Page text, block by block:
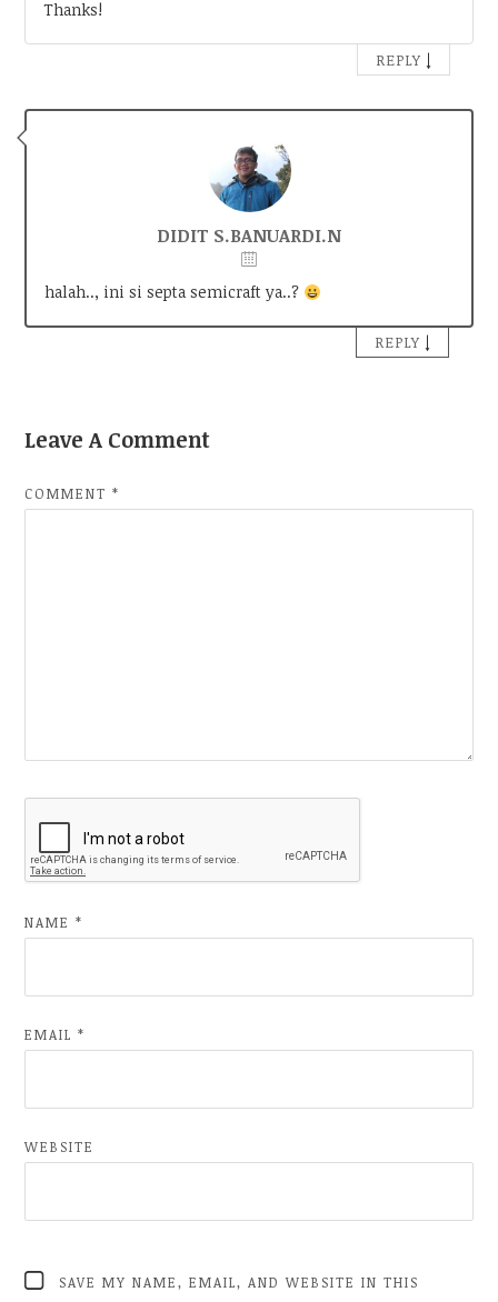
Thanks!
REPLY ↓
DIDIT S.BANUARDI.N
halah.., ini si septa semicraft ya..?
REPLY ↓
Leave A Comment
COMMENT*
NAME*
EMAIL*
WEBSITE
SAVE MY NAME, EMAIL, AND WEBSITE IN THIS